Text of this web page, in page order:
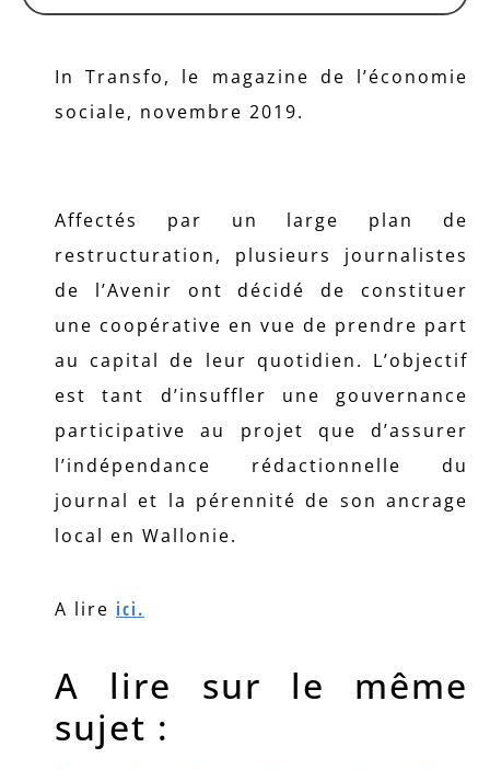
In Transfo, le magazine de l’économie
sociale, novembre 2019.
Affectés par un large plan de
restructuration, plusieurs journalistes
de l’Avenir ont décidé de constituer
une coopérative en vue de prendre part
au capital de leur quotidien. L’objectif
est tant d’insuffler une gouvernance
participative au projet que d’assurer
l’indépendance rédactionnelle du
journal et la pérennité de son ancrage
local en Wallonie.
A lire ici.
A lire sur le même
sujet :